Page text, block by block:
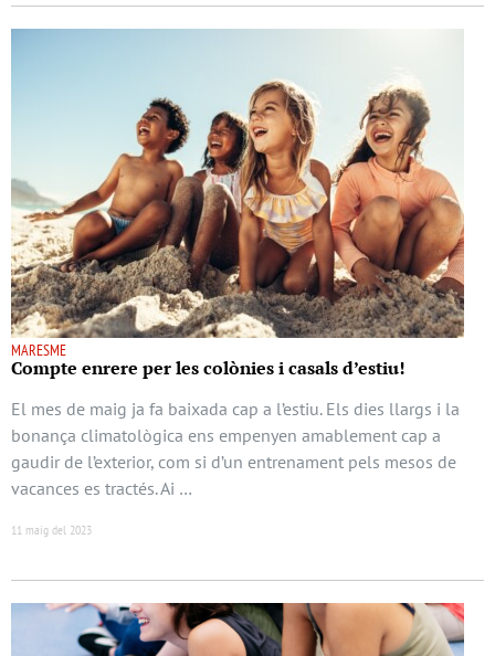
MARESME
Compte enrere per les colònies i casals d’estiu!
El mes de maig ja fa baixada cap a l’estiu. Els dies llargs i la
bonança climatològica ens empenyen amablement cap a
gaudir de l’exterior, com si d’un entrenament pels mesos de
vacances es tractés. Ai …
11 maig del 2023